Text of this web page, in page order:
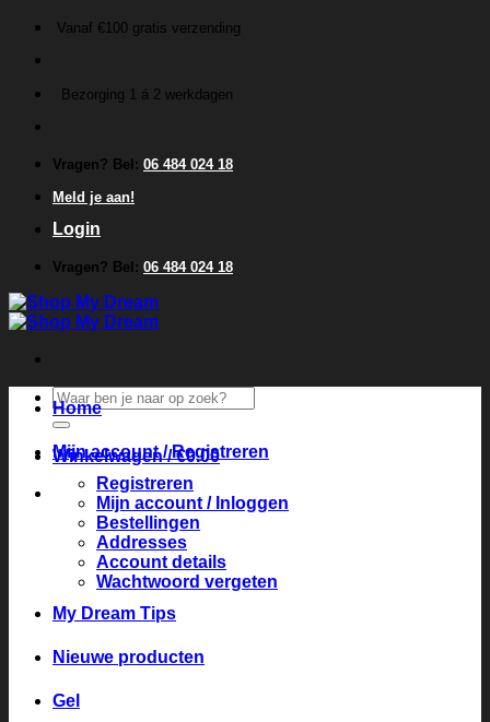
inhoud
Vanaf €100 gratis verzending
Bezorging 1 á 2 werkdagen
Vragen? Bel: 06 484 024 18
Meld je aan!
Login
Vragen? Bel: 06 484 024 18
Zoeken
naar:
Winkelwagen /€0.00
Home
Mijn account / Registreren
Registreren
Mijn account / Inloggen
Bestellingen
Addresses
Account details
Wachtwoord vergeten
My Dream Tips
Nieuwe producten
Gel